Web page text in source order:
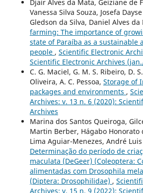
Djair Alves da Mata, Geiziane de
Vanessa Silva Souza, Josefa
Gledson da Silva, Daniel Alves da
farming: The importance of
state of Paraíba as a sustainable
people , Scientific Electronic
Scientific Electronic Archives
C. G. Maciel, G. M. S. Ribeiro, D.
Oliveira, A. C. Pessoa, Storage of
packages and environments ,
Archives: v. 13 n. 6 (2020):
Archives
Marina dos Santos Queiroga,
Martin Berber, Hágabo Honorato
Lima Aguiar-Menezes, André
Determinação do período de
maculata (DeGeer) (Coleoptera:
alimentadas com Drosophila
(Diptera: Drosophilidae) ,
Archives: v. 15 n. 9 (2022):